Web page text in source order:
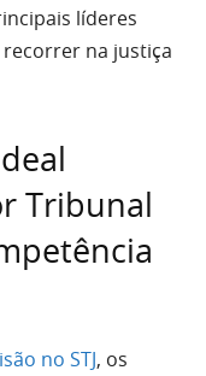
líderes
na justiça
Tribunal
no STJ, os